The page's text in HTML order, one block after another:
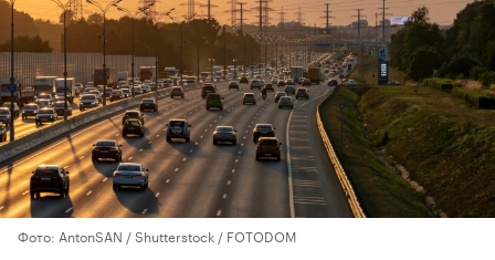
Фото: AntonSAN / Shutterstock / FOTODOM